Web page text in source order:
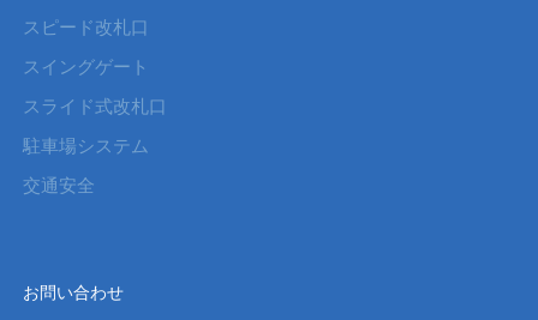
スピード改札口
スイングゲート
スライド式改札口
駐車場システム
交通安全
お問い合わせ